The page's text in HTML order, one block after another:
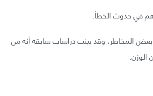
في حدوث الخطأ.
بعض المخاطر، وقد بينت دراسات سابقة أنه من
الوزن.